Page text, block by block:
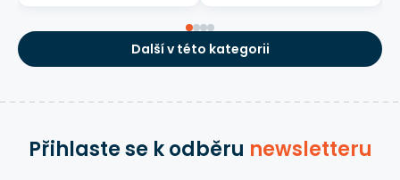
Další v této kategorii
Přihlaste se k odběru newsletteru